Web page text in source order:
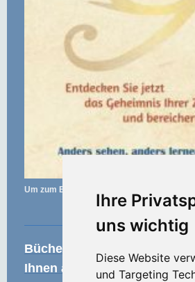
Ihre
uns wichtig
Diese Website
und Targeting
Um zum Buchhändler zu gelangen, klicken
Bücherempfehlung - diese
Ihnen ans Herz